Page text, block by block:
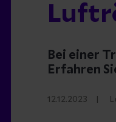
Bei einer
Erfahren
12.12.2023